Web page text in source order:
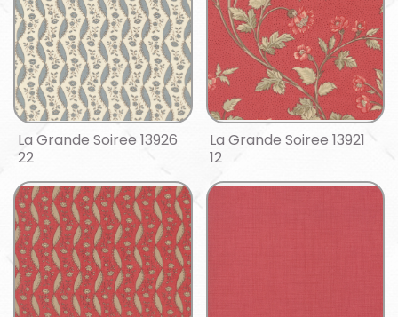
La Grande Soiree 13926
22
La Grande Soiree 13921
12